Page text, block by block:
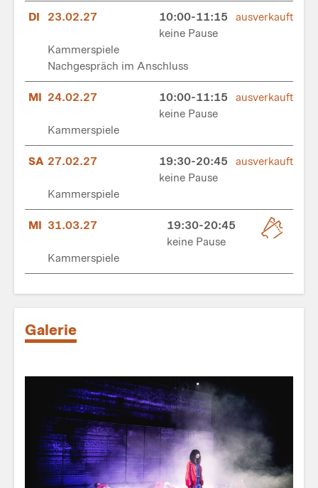
DI 23.02.27
10:00-11:15
keine Pause
Kammerspiele
Nachgespräch im Anschluss
ausverkauft
MI 24.02.27
10:00-11:15
keine Pause
Kammerspiele
ausverkauft
SA 27.02.27
19:30-20:45
keine Pause
Kammerspiele
ausverkauft
MI 31.03.27
19:30-20:45
keine Pause
Kammerspiele
Galerie